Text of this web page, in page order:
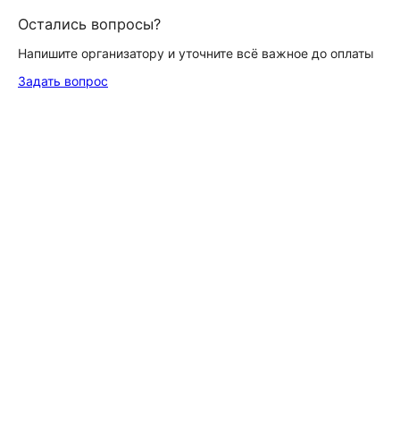
Остались вопросы?
Напишите организатору и уточните всё важное до оплаты
Задать вопрос